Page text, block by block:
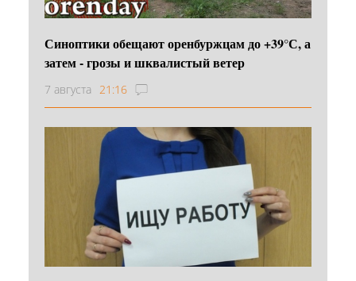
Синоптики обещают оренбуржцам до +39°С, а
затем - грозы и шквалистый ветер
7 августа 21:16